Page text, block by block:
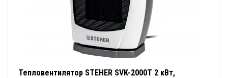
Тепловентилятор STEHER SVK-2000T 2 кВт,